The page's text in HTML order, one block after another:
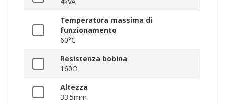
4kVA
Temperatura massima di
funzionamento
60°C
Resistenza bobina
160Ω
Altezza
33.5mm